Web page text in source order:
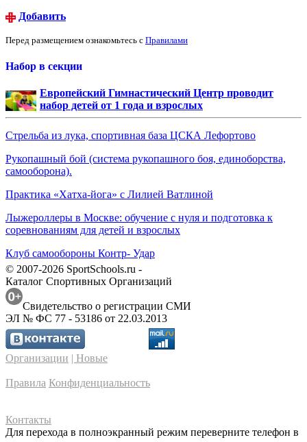
Добавить
Перед размещением ознакомьтесь с Правилами
Набор в секции
Европейский Гимнастический Центр проводит
набор детей от 1 года и взрослых
Стрельба из лука, спортивная база ЦСКА Лефортово
Рукопашный бой (система рукопашного боя, единоборства,
самооборона).
Практика «Хатха-йога» с Лилией Ватлиной
Лыжероллеры в Москве: обучение с нуля и подготовка к
соревнованиям для детей и взрослых
Клуб самообороны Контр- Удар
© 2007-2026 SportSchools.ru -
Каталог Спортивных Организаций
Свидетельство о регистрации СМИ
ЭЛ № ФС 77 - 53186 от 22.03.2013
Организации | Новые
Правила Конфиденциальность
Контакты
Для перехода в полноэкранный режим переверните телефон в